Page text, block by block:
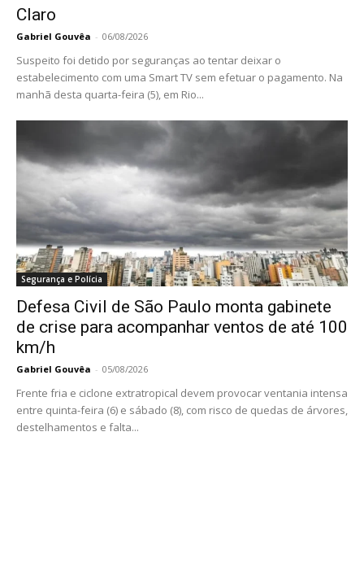
Claro
Gabriel Gouvêa - 06/08/2026
Suspeito foi detido por seguranças ao tentar deixar o
estabelecimento com uma Smart TV sem efetuar o pagamento. Na
manhã desta quarta-feira (5), em Rio...
Segurança e Polícia
Defesa Civil de São Paulo monta gabinete
de crise para acompanhar ventos de até 100
km/h
Gabriel Gouvêa - 05/08/2026
Frente fria e ciclone extratropical devem provocar ventania intensa
entre quinta-feira (6) e sábado (8), com risco de quedas de árvores,
destelhamentos e falta...